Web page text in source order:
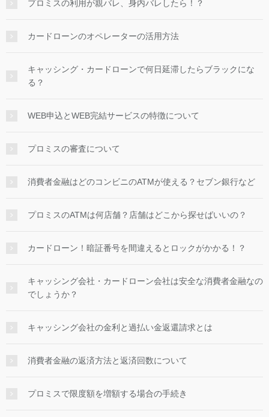
プロミスの利用が親バレ、身内バレしたら！？
カードローンのオペレーターの活用方法
キャッシング・カードローンで何日延滞したらブラックにな
る？
WEB申込とWEB完結サービスの特徴について
プロミスの審査について
消費者金融はどのコンビニのATMが使える？セブン銀行など
プロミスのATMは何店舗？店舗はどこから探せばいいの？
カードローン！暗証番号を間違えるとロックがかかる！？
キャッシング会社・カードローン会社は安全な消費者金融なの
でしょうか？
キャッシング会社の金利と過払い金返還請求とは
消費者金融の返済方法と返済回数について
プロミスで限度額を増額する場合の手続き